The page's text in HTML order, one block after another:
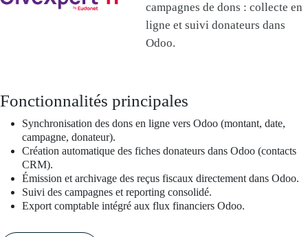
campagnes de dons : collecte en
ligne et suivi donateurs dans
Odoo.
Fonctionnalités principales
Synchronisation des dons en ligne vers Odoo (montant, date,
campagne, donateur).
Création automatique des fiches donateurs dans Odoo (contacts
CRM).
Émission et archivage des reçus fiscaux directement dans Odoo.
Suivi des campagnes et reporting consolidé.
Export comptable intégré aux flux financiers Odoo.